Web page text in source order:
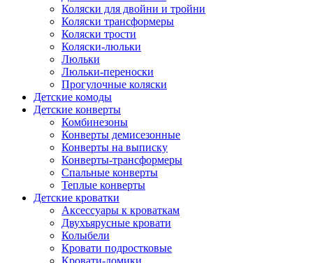
Коляски для двойни и тройни
Коляски трансформеры
Коляски трости
Коляски-люльки
Люльки
Люльки-переноски
Прогулочные коляски
Детские комоды
Детские конверты
Комбинезоны
Конверты демисезонные
Конверты на выписку
Конверты-трансформеры
Спальные конверты
Теплые конверты
Детские кроватки
Аксессуары к кроваткам
Двухъярусные кровати
Колыбели
Кровати подростковые
Кровати-домики